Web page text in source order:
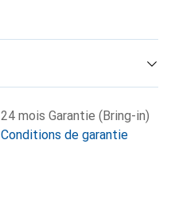
24 mois Garantie (Bring-in)
Conditions de garantie